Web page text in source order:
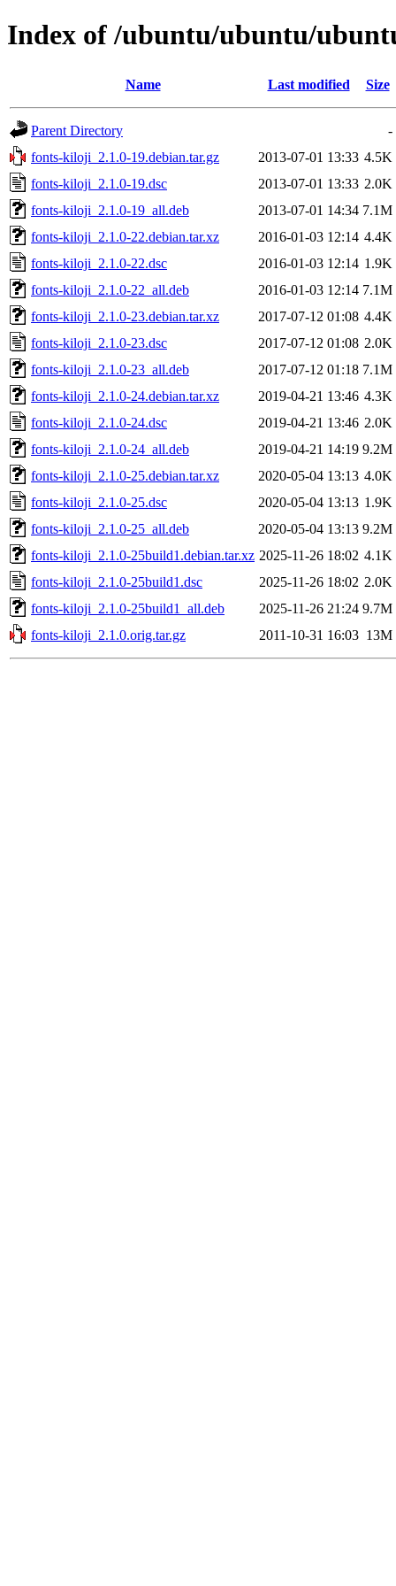
Index of /ubuntu/ubuntu/
Name Last modified Size
Parent Directory
-
fonts-kiloji_2.1.0-19.debian.tar.gz
2013-07-01 13:33 4.5K
fonts-kiloji_2.1.0-19.dsc
2013-07-01 13:33 2.0K
fonts-kiloji_2.1.0-19_all.deb
2013-07-01 14:34 7.1M
fonts-kiloji_2.1.0-22.debian.tar.xz
2016-01-03 12:14 4.4K
fonts-kiloji_2.1.0-22.dsc
2016-01-03 12:14 1.9K
fonts-kiloji_2.1.0-22_all.deb
2016-01-03 12:14 7.1M
fonts-kiloji_2.1.0-23.debian.tar.xz
2017-07-12 01:08 4.4K
fonts-kiloji_2.1.0-23.dsc
2017-07-12 01:08 2.0K
fonts-kiloji_2.1.0-23_all.deb
2017-07-12 01:18 7.1M
fonts-kiloji_2.1.0-24.debian.tar.xz
2019-04-21 13:46 4.3K
fonts-kiloji_2.1.0-24.dsc
2019-04-21 13:46 2.0K
fonts-kiloji_2.1.0-24_all.deb
2019-04-21 14:19 9.2M
fonts-kiloji_2.1.0-25.debian.tar.xz
2020-05-04 13:13 4.0K
fonts-kiloji_2.1.0-25.dsc
2020-05-04 13:13 1.9K
fonts-kiloji_2.1.0-25_all.deb
2020-05-04 13:13 9.2M
fonts-kiloji_2.1.0-25build1.debian.tar.xz 2025-11-26 18:02 4.1K
fonts-kiloji_2.1.0-25build1.dsc
2025-11-26 18:02 2.0K
fonts-kiloji_2.1.0-25build1_all.deb
2025-11-26 21:24 9.7M
fonts-kiloji_2.1.0.orig.tar.gz
2011-10-31 16:03 13M